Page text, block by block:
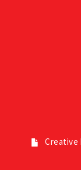
Creative